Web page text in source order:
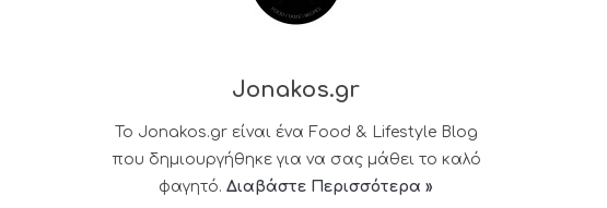
Jonakos.gr
Το Jonakos.gr είναι ένα Food & Lifestyle Blog
που δημιουργήθηκε για να σας μάθει το καλό
φαγητό. Διαβάστε Περισσότερα »